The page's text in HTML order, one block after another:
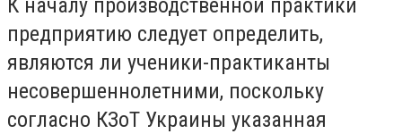
предприятию следует определить,
являются ли ученики-практиканты
несовершеннолетними, поскольку
согласно КЗоТ Украины указанная